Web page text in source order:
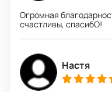
Огромная
счастливы, спасибО!
Настя